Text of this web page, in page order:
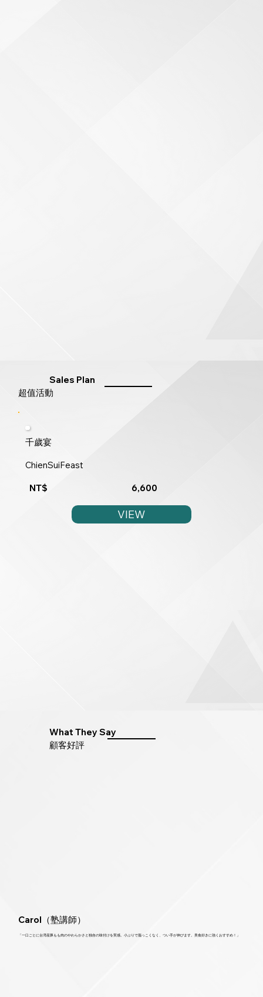
Sales Plan
​超值活動​
千歲宴
ChienSuiFeast
NT$ 6,600
VIEW
What They Say
​顧客好評
Carol（塾講師）
「一口ごとに台湾産豚もも肉のやわらかさと独自の味付けを実感。小ぶりで脂っこくなく、つい手が伸びます。美食好きに強くおすすめ！」